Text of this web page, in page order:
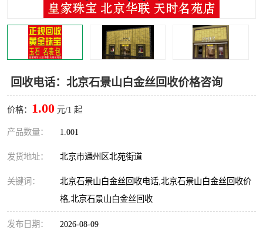
回收电话：北京石景山白金丝回收价格咨询
价格： 1.00 元/1 起
产品数量： 1.001
发货地址： 北京市通州区北苑街道
关键词：
北京石景山白金丝回收电话,北京石景山白金丝回收价
格,北京石景山白金丝回收
发布日期： 2026-08-09